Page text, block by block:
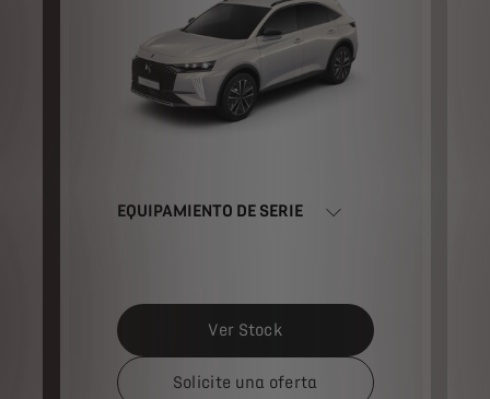
EQUIPAMIENTO DE SERIE
Ver Stock
Solicite una oferta